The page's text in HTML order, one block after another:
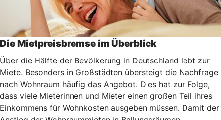
Die Mietpreisbremse im Überblick
Über die Hälfte der Bevölkerung in Deutschland lebt zur
Miete. Besonders in Großstädten übersteigt die Nachfrage
nach Wohnraum häufig das Angebot. Dies hat zur Folge,
dass viele Mieterinnen und Mieter einen großen Teil ihres
Einkommens für Wohnkosten ausgeben müssen. Damit der